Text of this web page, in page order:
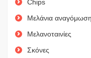
Chips
Μελάνια
Μελανοταινίες
Σκόνες